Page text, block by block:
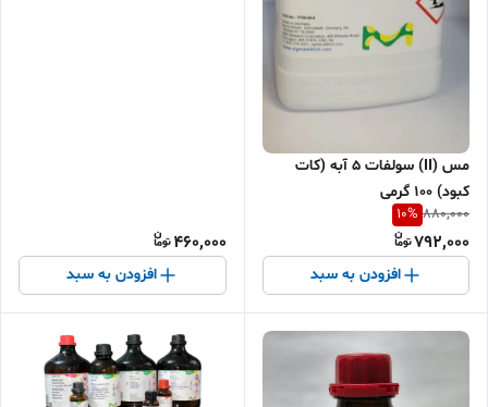
مس (II) سولفات 5 آبه (کات
کبود) 100 گرمی
880,000
10%
792,000
افزودن به سبد
460,000
افزودن به سبد